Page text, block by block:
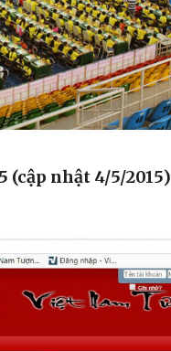
(cập nhật 4/5/2015)